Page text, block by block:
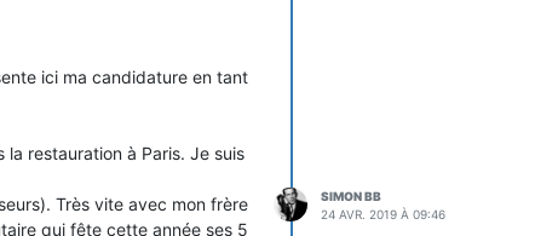
ici ma candidature en tant
la restauration à Paris. Je suis
Très vite avec mon frère
qui fête cette année ses 5
SIMON BB
24 AVR. 2019 À 09:46